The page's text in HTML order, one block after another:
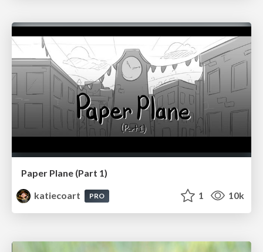
Paper Plane (Part 1)
katiecoart
PRO 1 10k